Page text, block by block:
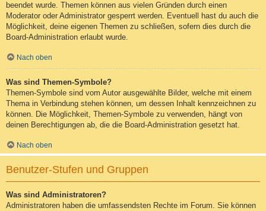
beendet wurde. Themen können aus vielen Gründen durch einen
Moderator oder Administrator gesperrt werden. Eventuell hast du auch die
Möglichkeit, deine eigenen Themen zu schließen, sofern dies durch die
Board-Administration erlaubt wurde.
Nach oben
Was sind Themen-Symbole?
Themen-Symbole sind vom Autor ausgewählte Bilder, welche mit einem
Thema in Verbindung stehen können, um dessen Inhalt kennzeichnen zu
können. Die Möglichkeit, Themen-Symbole zu verwenden, hängt von
deinen Berechtigungen ab, die die Board-Administration gesetzt hat.
Nach oben
Benutzer-Stufen und Gruppen
Was sind Administratoren?
Administratoren haben die umfassendsten Rechte im Forum. Sie können